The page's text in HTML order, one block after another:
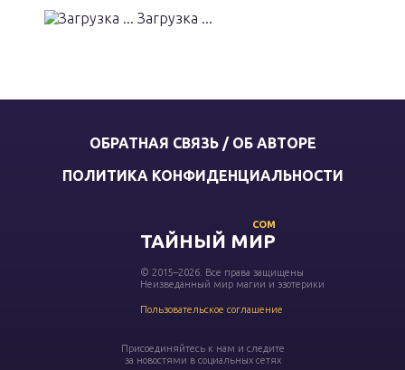
Загрузка ...
ОБРАТНАЯ СВЯЗЬ / ОБ АВТОРЕ
ПОЛИТИКА КОНФИДЕНЦИАЛЬНОСТИ
ТАЙНЫЙ МИР
COM
© 2015–2026. Все права защищены
Неизведанный мир магии и эзотерики
Пользовательское соглашение
Присоединяйтесь к нам и следите
за новостями в социальных сетях